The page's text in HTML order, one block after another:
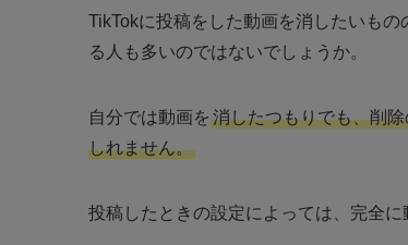
TikTokに投稿をした動画を消したいも
る人も多いのではないでしょうか。
自分では動画を 消したつもりでも、削
しれません。
投稿したときの設定によっては、完全